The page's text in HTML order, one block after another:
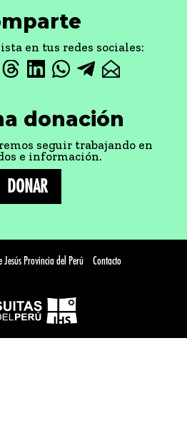
en tus redes sociales:
donación
seguir trabajando en
e información.
DONAR
Provincia del Perú Contacto